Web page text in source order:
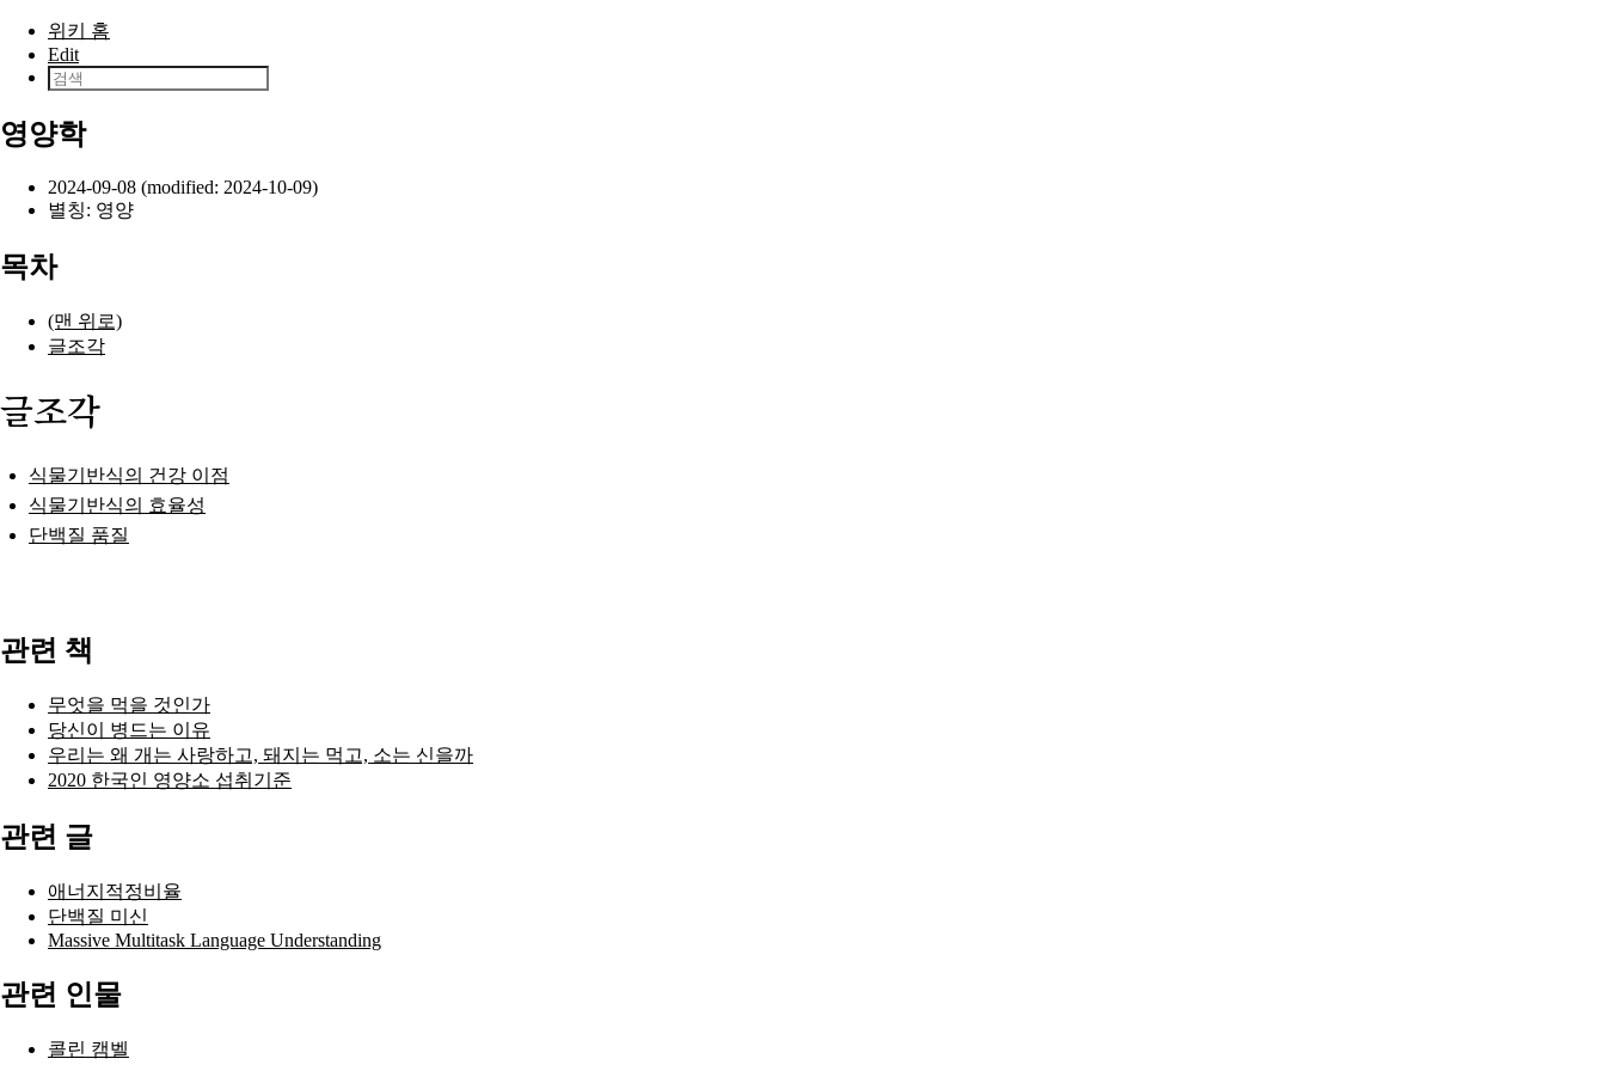
본문으로 건너뛰기
위키 홈
Edit
영양학
2024-09-08 (modified: 2024-10-09)
별칭: 영양
목차
(맨 위로)
글조각
글조각
식물기반식의 건강 이점
식물기반식의 효율성
단백질 품질
관련 책
무엇을 먹을 것인가
당신이 병드는 이유
우리는 왜 개는 사랑하고, 돼지는 먹고, 소는 신을까
2020 한국인 영양소 섭취기준
관련 글
애너지적정비율
단백질 미신
Massive Multitask Language Understanding
관련 인물
콜린 캠벨